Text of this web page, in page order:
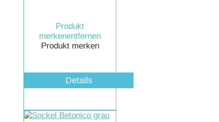
Produkt
merkenentfernen
Produkt merken
Details